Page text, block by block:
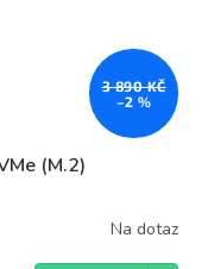
3 890 KČ
–2 %
(M.2)
Na dotaz